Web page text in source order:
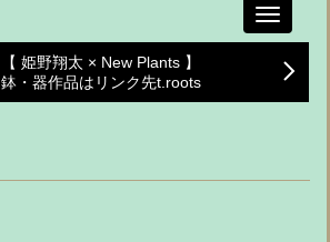
Toggle
【 姫野翔太 × New Plants 】
鉢・器作品はリンク先t.roots